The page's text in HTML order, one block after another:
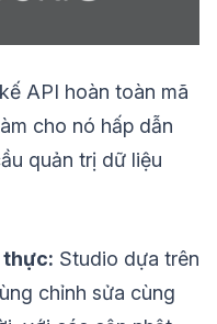
API hoàn toàn mã
cho nó hấp dẫn
quản trị dữ liệu
thực: Studio dựa trên
chỉnh sửa cùng